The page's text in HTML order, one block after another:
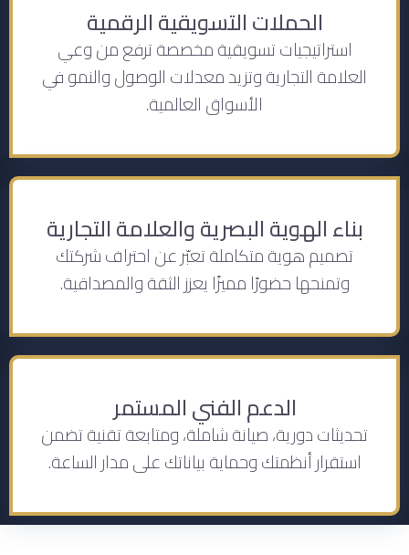
الحملات التسويقية الرقمية
استراتيجيات تسويقية مخصصة ترفع من وعي
العلامة التجارية وتزيد معدلات الوصول والنمو في
الأسواق العالمية.
بناء الهوية البصرية والعلامة التجارية
تصميم هوية متكاملة تعبّر عن احتراف شركتك
وتمنحها حضورًا مميزًا يعزز الثقة والمصداقية.
الدعم الفني المستمر
تحديثات دورية، صيانة شاملة، ومتابعة تقنية تضمن
استقرار أنظمتك وحماية بياناتك على مدار الساعة.